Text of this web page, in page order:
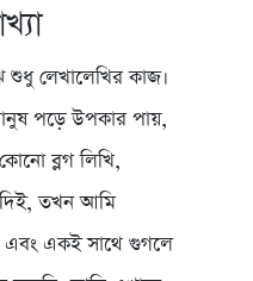
লেখালেখির কাজ।
পড়ে উপকার পায়,
ব্লগ লিখি,
দিই, তখন আমি
এবং একই সাথে গুগলে